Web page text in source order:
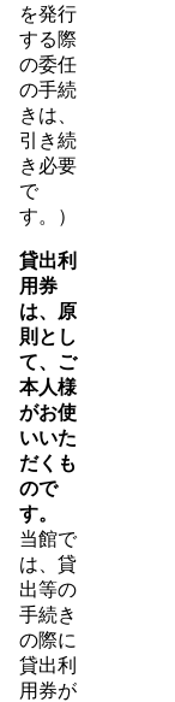
を発行
する際
の委任
の手続
きは、
引き続
き必要
で
す。）
貸出利
用券
は、原
則とし
て、ご
本人様
がお使
いいた
だくも
ので
す。
当館で
は、貸
出等の
手続き
の際に
貸出利
用券が